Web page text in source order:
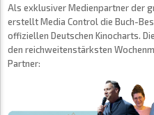
Als exklusiver Medienpartner der
erstellt Media Control die Buch-
offiziellen Deutschen Kinocharts.
den reichweitenstärksten
Partner: